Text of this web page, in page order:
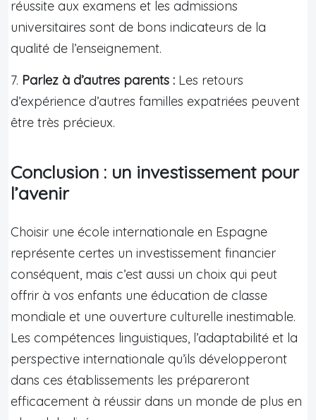
réussite aux examens et les admissions
universitaires sont de bons indicateurs de la
qualité de l’enseignement.
7. Parlez à d’autres parents : Les retours
d’expérience d’autres familles expatriées peuvent
être très précieux.
Conclusion : un investissement pour
l’avenir
Choisir une école internationale en Espagne
représente certes un investissement financier
conséquent, mais c’est aussi un choix qui peut
offrir à vos enfants une éducation de classe
mondiale et une ouverture culturelle inestimable.
Les compétences linguistiques, l’adaptabilité et la
perspective internationale qu’ils développeront
dans ces établissements les prépareront
efficacement à réussir dans un monde de plus en